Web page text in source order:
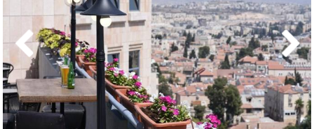
בריכה מחוממת
בריכה חיצונית
ג'קוזי
ג'קוזי פרטי
חדר כושר
חמאם טורקי
טיפול במים